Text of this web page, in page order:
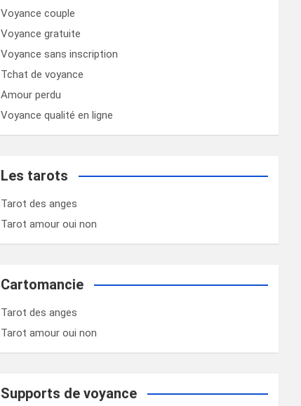
Voyance couple
Voyance gratuite
Voyance sans inscription
Tchat de voyance
Amour perdu
Voyance qualité en ligne
Les tarots
Tarot des anges
Tarot amour oui non
Cartomancie
Tarot des anges
Tarot amour oui non
Supports de voyance